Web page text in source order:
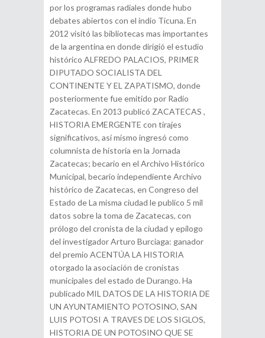
por los programas radiales donde hubo
debates abiertos con el indio Ticuna. En
2012 visitó las bibliotecas mas importantes
de la argentina en donde dirigió el estudio
histórico ALFREDO PALACIOS, PRIMER
DIPUTADO SOCIALISTA DEL
CONTINENTE Y EL ZAPATISMO, donde
posteriormente fue emitido por Radio
Zacatecas. En 2013 publicó ZACATECAS ,
HISTORIA EMERGENTE con tirajes
significativos, así mismo ingresó como
columnista de historia en la Jornada
Zacatecas; becario en el Archivo Histórico
Municipal, becario independiente Archivo
histórico de Zacatecas, en Congreso del
Estado de La misma ciudad le publico 5 mil
datos sobre la toma de Zacatecas, con
prólogo del cronista de la ciudad y epilogo
del investigador Arturo Burciaga: ganador
del premio ACENTÚA LA HISTORIA
otorgado la asociación de cronistas
municipales del estado de Durango. Ha
publicado MIL DATOS DE LA HISTORIA DE
UN AYUNTAMIENTO POTOSINO, SAN
LUIS POTOSI A TRAVES DE LOS SIGLOS,
HISTORIA DE UN POTOSINO QUE SE